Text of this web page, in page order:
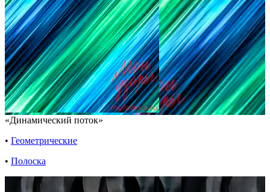
«Динамический поток»
• Геометрические
• Полоска